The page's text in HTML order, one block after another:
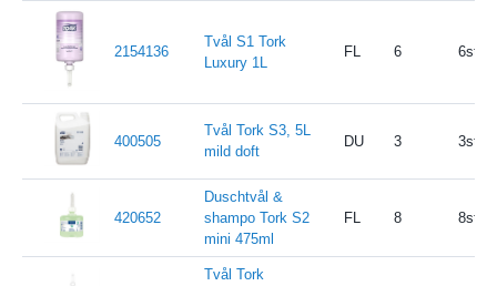
2154136
Tvål S1 Tork
Luxury 1L
FL 6 6st/
400505
Tvål Tork S3, 5L
mild doft
DU 3 3st/
420652
Duschtvål &
shampo Tork S2
mini 475ml
FL 8 8st/
Tvål Tork